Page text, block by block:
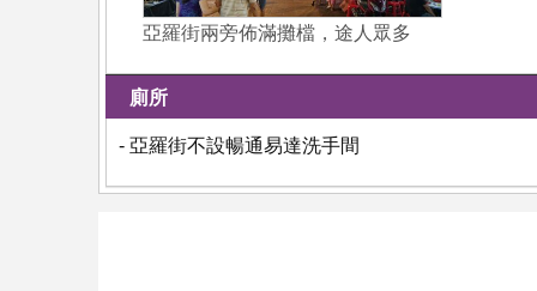
亞羅街兩旁佈滿攤檔，途人眾多
廁所
- 亞羅街不設暢通易達洗手間